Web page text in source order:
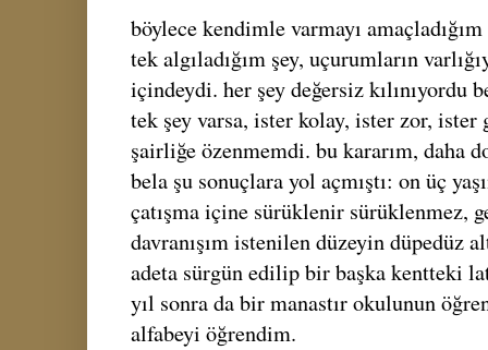
böylece kendimle varmayı
tek algıladığım şey, uçurumların
içindeydi. her şey değersiz kılınıyordu
tek şey varsa, ister kolay, ister zor,
şairliğe özenmemdi. bu kararım, daha
bela şu sonuçlara yol açmıştı: on üç
çatışma içine sürüklenir sürüklenmez,
davranışım istenilen düzeyin düpedüz
adeta sürgün edilip bir başka kentteki
yıl sonra da bir manastır okulunun
alfabeyi öğrendim.